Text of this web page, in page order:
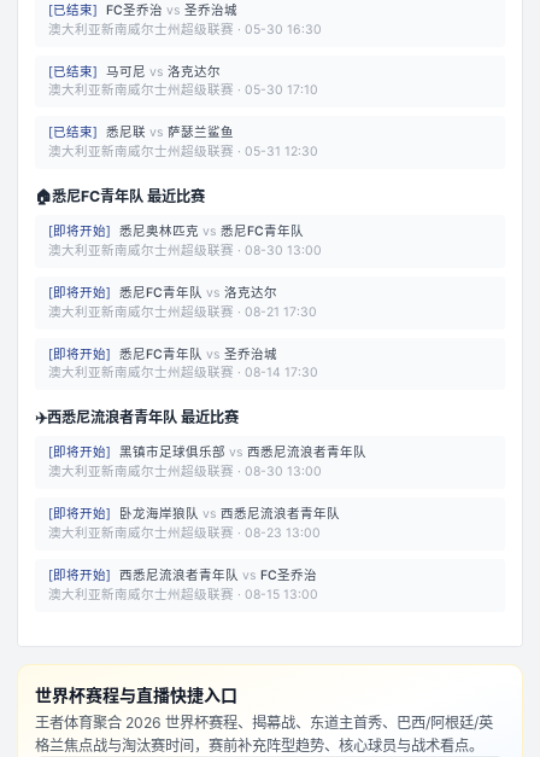
[已结束] FC圣乔治 vs 圣乔治城
澳大利亚新南威尔士州超级联赛 · 05-30 16:30
[已结束] 马可尼 vs 洛克达尔
澳大利亚新南威尔士州超级联赛 · 05-30 17:10
[已结束] 悉尼联 vs 萨瑟兰鲨鱼
澳大利亚新南威尔士州超级联赛 · 05-31 12:30
🏠悉尼FC青年队 最近比赛
[即将开始] 悉尼奥林匹克 vs 悉尼FC青年队
澳大利亚新南威尔士州超级联赛 · 08-30 13:00
[即将开始] 悉尼FC青年队 vs 洛克达尔
澳大利亚新南威尔士州超级联赛 · 08-21 17:30
[即将开始] 悉尼FC青年队 vs 圣乔治城
澳大利亚新南威尔士州超级联赛 · 08-14 17:30
✈️西悉尼流浪者青年队 最近比赛
[即将开始] 黑镇市足球俱乐部 vs 西悉尼流浪者青年队
澳大利亚新南威尔士州超级联赛 · 08-30 13:00
[即将开始] 卧龙海岸狼队 vs 西悉尼流浪者青年队
澳大利亚新南威尔士州超级联赛 · 08-23 13:00
[即将开始] 西悉尼流浪者青年队 vs FC圣乔治
澳大利亚新南威尔士州超级联赛 · 08-15 13:00
世界杯赛程与直播快捷入口
王者体育聚合 2026 世界杯赛程、揭幕战、东道主首秀、巴西/阿根廷/英
格兰焦点战与淘汰赛时间，赛前补充阵型趋势、核心球员与战术看点。